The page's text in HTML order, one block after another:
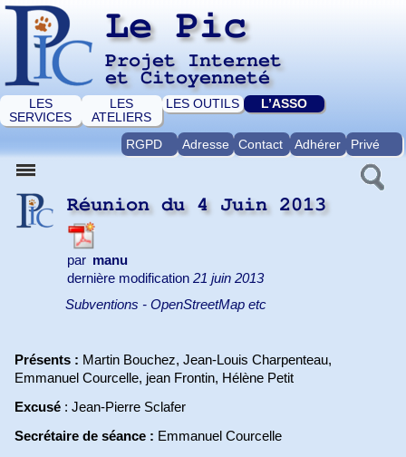
Le Pic
Projet Internet
et Citoyenneté
LES
SERVICES
LES
ATELIERS
LES OUTILS L’ASSO
RGPD Adresse Contact Adhérer Privé
Réunion du 4 Juin 2013
par manu
dernière modification 21 juin 2013
Subventions - OpenStreetMap etc
Présents : Martin Bouchez, Jean-Louis Charpenteau,
Emmanuel Courcelle, jean Frontin, Hélène Petit
Excusé : Jean-Pierre Sclafer
Secrétaire de séance : Emmanuel Courcelle